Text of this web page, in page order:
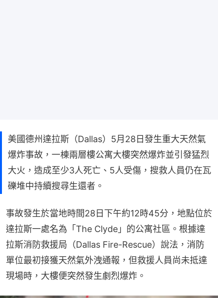
美國德州達拉斯（Dallas）5月28日發生重大天然氣
爆炸事故，一棟兩層樓公寓大樓突然爆炸並引發猛烈
大火，造成至少3人死亡、5人受傷，搜救人員仍在瓦
礫堆中持續搜尋生還者。
事故發生於當地時間28日下午約12時45分，地點位於
達拉斯一處名為「The Clyde」的公寓社區。根據達
拉斯消防救援局（Dallas Fire-Rescue）說法，消防
單位最初接獲天然氣外洩通報，但救援人員尚未抵達
現場時，大樓便突然發生劇烈爆炸。